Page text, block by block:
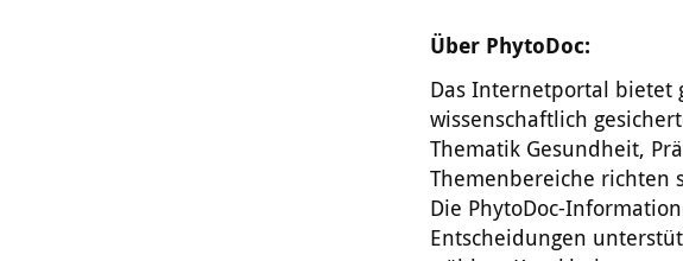
Über PhytoDoc:
Das Internetportal bietet
wissenschaftlich
Thematik Gesundheit,
Themenbereiche richten
Die PhytoDoc-
Entscheidungen